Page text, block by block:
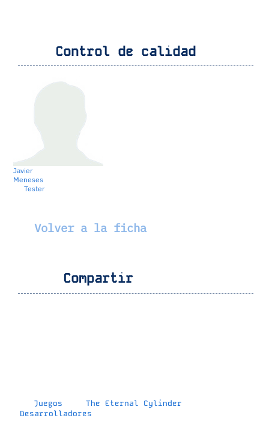
Control de calidad
Javier
Meneses
Tester
Volver a la ficha
Compartir
Juegos
The Eternal Cylinder
Desarrolladores